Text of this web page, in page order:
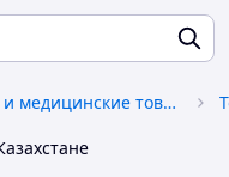
Медикаменты и медицинские товары